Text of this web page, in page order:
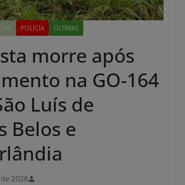
POLÍCIA ÚLTIMAS
morre após
na GO-164
Luís de
Belos e
2026